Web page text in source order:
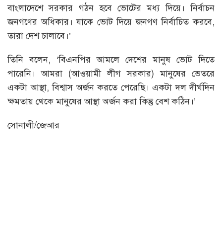
বাংলাদেশে সরকার গঠন হবে ভোটের মধ্য দিয়ে। নির্বাচন
জনগণের অধিকার। যাকে ভোট দিয়ে জনগণ নির্বাচিত করবে,
তারা দেশ চালাবে।’
তিনি বলেন, ‘বিএনপির আমলে দেশের মানুষ ভোট দিতে
পারেনি। আমরা (আওয়ামী লীগ সরকার) মানুষের ভেতরে
একটা আস্থা, বিশ্বাস অর্জন করতে পেরেছি। একটা দল দীর্ঘদিন
ক্ষমতায় থেকে মানুষের আস্থা অর্জন করা কিন্তু বেশ কঠিন।’
সোনালী/জেআর